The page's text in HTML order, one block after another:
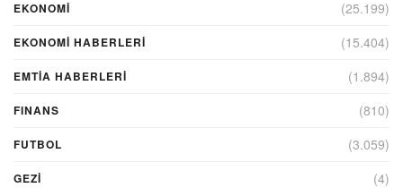
EKONOMİ (25.199)
EKONOMI HABERLERI (15.404)
EMTIA HABERLERI (1.894)
FINANS (810)
FUTBOL (3.059)
GEZI (4)